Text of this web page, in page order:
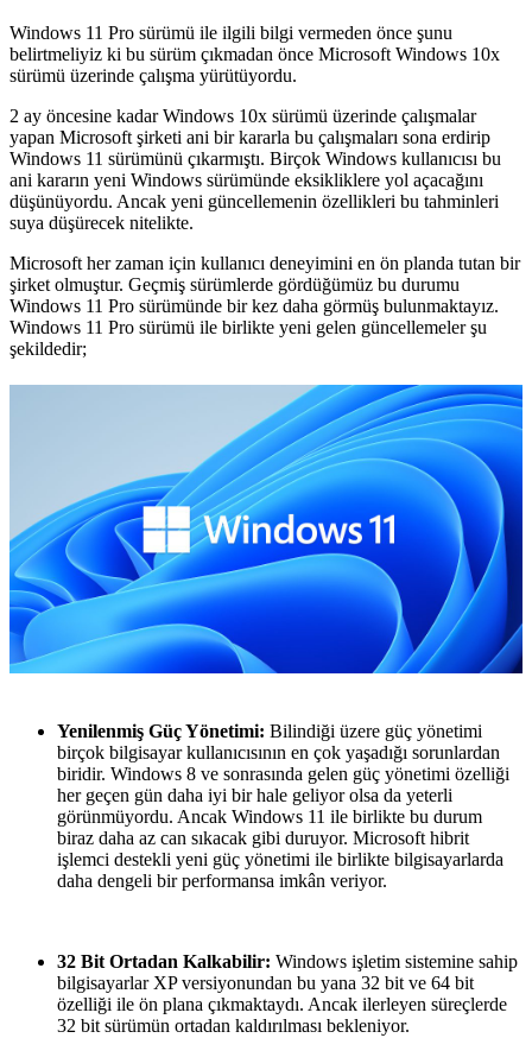
Windows 11 Pro sürümü ile ilgili bilgi vermeden önce şunu
belirtmeliyiz ki bu sürüm çıkmadan önce Microsoft Windows 10x
sürümü üzerinde çalışma yürütüyordu.
2 ay öncesine kadar Windows 10x sürümü üzerinde çalışmalar
yapan Microsoft şirketi ani bir kararla bu çalışmaları sona erdirip
Windows 11 sürümünü çıkarmıştı. Birçok Windows kullanıcısı bu
ani kararın yeni Windows sürümünde eksikliklere yol açacağını
düşünüyordu. Ancak yeni güncellemenin özellikleri bu tahminleri
suya düşürecek nitelikte.
Microsoft her zaman için kullanıcı deneyimini en ön planda tutan bir
şirket olmuştur. Geçmiş sürümlerde gördüğümüz bu durumu
Windows 11 Pro sürümünde bir kez daha görmüş bulunmaktayız.
Windows 11 Pro sürümü ile birlikte yeni gelen güncellemeler şu
şekildedir;
Yenilenmiş Güç Yönetimi: Bilindiği üzere güç yönetimi
birçok bilgisayar kullanıcısının en çok yaşadığı sorunlardan
biridir. Windows 8 ve sonrasında gelen güç yönetimi özelliği
her geçen gün daha iyi bir hale geliyor olsa da yeterli
görünmüyordu. Ancak Windows 11 ile birlikte bu durum
biraz daha az can sıkacak gibi duruyor. Microsoft hibrit
işlemci destekli yeni güç yönetimi ile birlikte bilgisayarlarda
daha dengeli bir performansa imkân veriyor.
32 Bit Ortadan Kalkabilir: Windows işletim sistemine sahip
bilgisayarlar XP versiyonundan bu yana 32 bit ve 64 bit
özelliği ile ön plana çıkmaktaydı. Ancak ilerleyen süreçlerde
32 bit sürümün ortadan kaldırılması bekleniyor.